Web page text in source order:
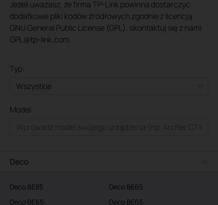
Jeżeli uważasz, że firma TP-Link powinna dostarczyć
dodatkowe pliki kodów źródłowych zgodnie z licencją
GNU General Public License (GPL), skontaktuj się z nami:
GPL@tp-link.com.
Typ:
Wszystkie
Model:
Deco
Deco BE85
Deco BE65
Deco BE65
Deco BE65